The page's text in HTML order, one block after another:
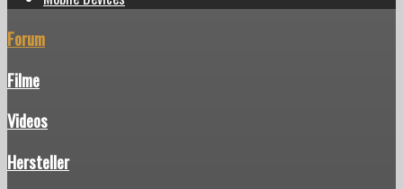
Forum
Filme
Videos
Hersteller